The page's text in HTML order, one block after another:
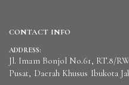
CONTACT INFO
ADDRESS:
Jl. Imam Bonjol No.61, RT.8/
Pusat, Daerah Khusus Ibukota